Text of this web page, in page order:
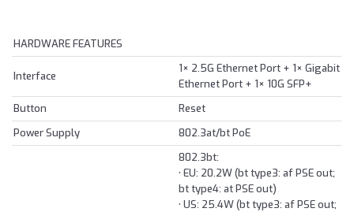
HARDWARE FEATURES
Interface
1× 2.5G Ethernet Port + 1× Gigabit
Ethernet Port + 1× 10G SFP+
Button
Reset
Power Supply
802.3at/bt PoE
802.3bt:
• EU: 20.2W (bt type3: af PSE out;
bt type4: at PSE out)
• US: 25.4W (bt type3: af PSE out;